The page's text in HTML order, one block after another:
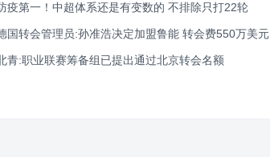
疫第一！中超体系还是有变数的 不排除只打22轮
国转会管理员:孙准浩决定加盟鲁能 转会费550万美元
青:职业联赛筹备组已提出通过北京转会名额